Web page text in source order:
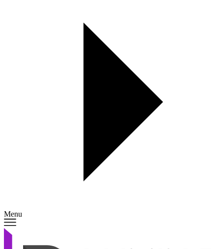
Menu